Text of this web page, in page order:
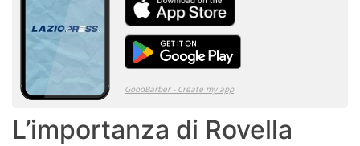
L’importanza di Rovella